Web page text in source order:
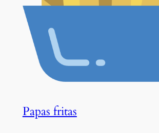
Papas fritas